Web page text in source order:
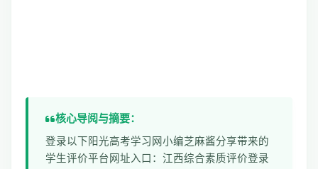
核心导阅与摘要：
登录以下阳光高考学习网小编芝麻酱分享带来的
学生评价平台网址入口：江西综合素质评价登录